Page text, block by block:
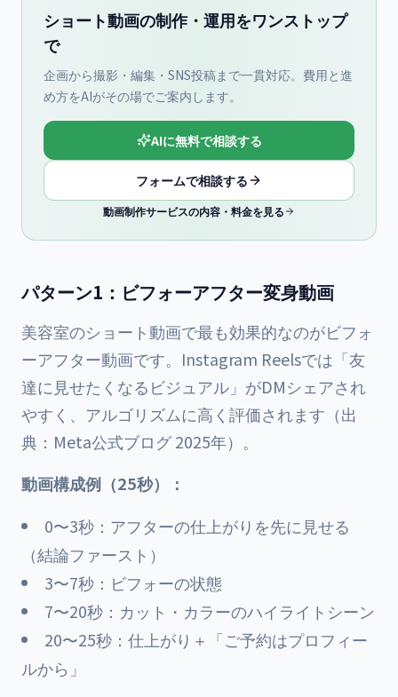
ショート動画の制作・運用をワンストップ
で
企画から撮影・編集・SNS投稿まで一貫対応。費用と進
め方をAIがその場でご案内します。
AIに無料で相談する
フォームで相談する
動画制作サービスの内容・料金を見る
パターン1：ビフォーアフター変身動画
美容室のショート動画で最も効果的なのがビフォ
ーアフター動画です。Instagram Reelsでは「友
達に見せたくなるビジュアル」がDMシェアされ
やすく、アルゴリズムに高く評価されます（出
典：Meta公式ブログ 2025年）。
動画構成例（25秒）：
0〜3秒：アフターの仕上がりを先に見せる
（結論ファースト）
3〜7秒：ビフォーの状態
7〜20秒：カット・カラーのハイライトシーン
20〜25秒：仕上がり＋「ご予約はプロフィー
ルから」